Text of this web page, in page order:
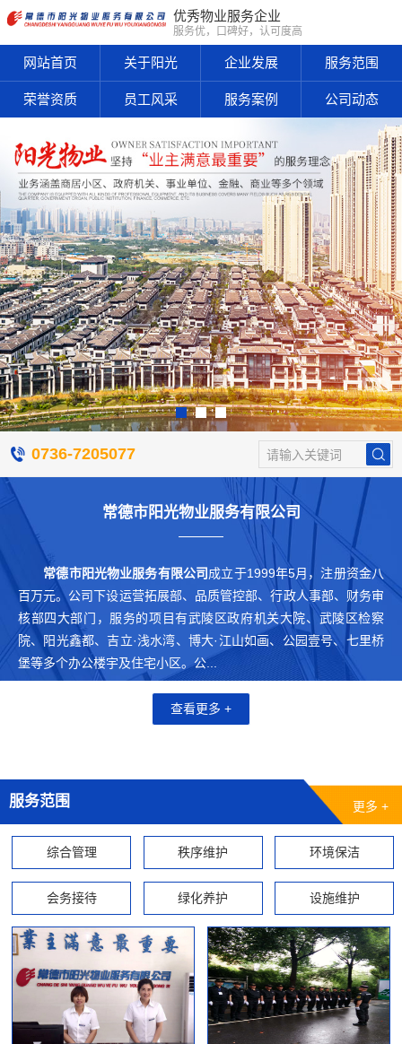
优秀物业服务企业
服务优，口碑好，认可度高
网站首页 关于阳光 企业发展 服务范围
荣誉资质 员工风采 服务案例 公司动态
0736-7205077 请输入关键词
常德市阳光物业服务有限公司
常德市阳光物业服务有限公司成立于1999年5月，注册资金八
百万元。公司下设运营拓展部、品质管控部、行政人事部、财务审
核部四大部门，服务的项目有武陵区政府机关大院、武陵区检察
院、阳光鑫都、吉立·浅水湾、博大·江山如画、公园壹号、七里桥
堡等多个办公楼宇及住宅小区。公...
查看更多 +
服务范围 更多 +
综合管理 秩序维护 环境保洁
会务接待 绿化养护 设施维护